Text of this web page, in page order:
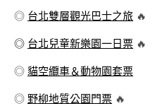
◎ 台北雙層觀光巴士之旅 🔥
◎ 台北兒童新樂園一日票 🔥
◎ 貓空纜車＆動物園套票
◎ 野柳地質公園門票 🔥